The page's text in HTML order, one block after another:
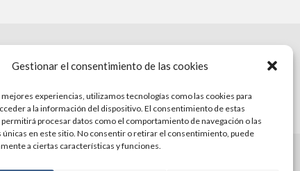
Gestionar el consentimiento de las cookies
experiencias, utilizamos tecnologías como las cookies para
a la información del dispositivo. El consentimiento de estas
procesar datos como el comportamiento de navegación o las
en este sitio. No consentir o retirar el consentimiento, puede
a ciertas características y funciones.